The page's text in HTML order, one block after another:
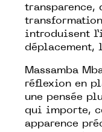
transparence,
introduisent
déplacement,
Massamba
réflexion en
une pensée
qui importe,
apparence